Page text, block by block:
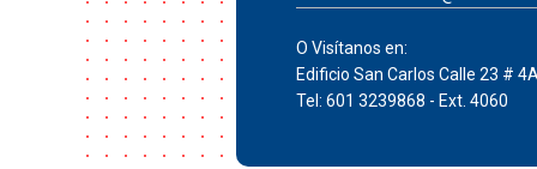
O Visítanos en:
Edificio San Carlos Calle 23 #
Tel: 601 3239868 - Ext. 4060